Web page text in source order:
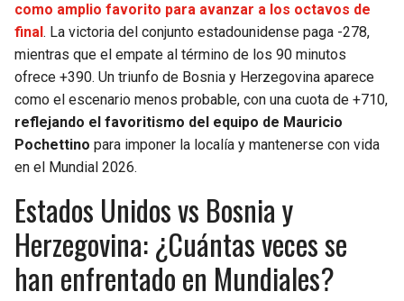
como amplio favorito para avanzar a los octavos de
final. La victoria del conjunto estadounidense paga -278,
mientras que el empate al término de los 90 minutos
ofrece +390. Un triunfo de Bosnia y Herzegovina aparece
como el escenario menos probable, con una cuota de +710,
reflejando el favoritismo del equipo de Mauricio
Pochettino para imponer la localía y mantenerse con vida
en el Mundial 2026.
Estados Unidos vs Bosnia y
Herzegovina: ¿Cuántas veces se
han enfrentado en Mundiales?